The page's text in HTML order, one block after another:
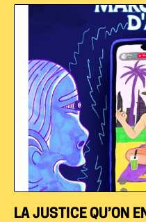
LA JUSTICE QU’ON